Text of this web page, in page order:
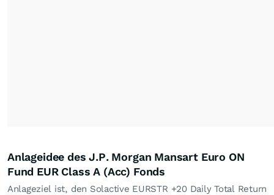
Anlageidee des J.P. Morgan Mansart Euro ON
Fund EUR Class A (Acc) Fonds
Anlageziel ist, den Solactive EURSTR +20 Daily Total Return